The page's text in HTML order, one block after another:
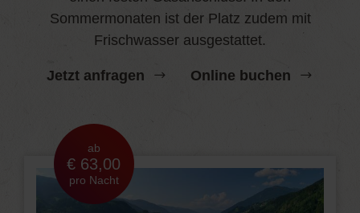
Sommermonaten ist der Platz zudem mit
Frischwasser ausgestattet.
Jetzt anfragen Online buchen
ab
€ 63,00
pro Nacht